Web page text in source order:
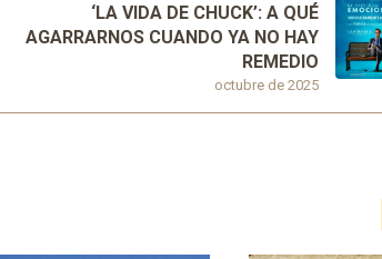
octubre de 2025
‘LA VIDA DE CHUCK’: A QUÉ
AGARRARNOS CUANDO YA NO HAY
REMEDIO